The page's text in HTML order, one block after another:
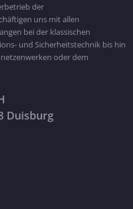
der
uns mit allen
bei der klassischen
und Sicherheitstechnik bis hin
oder dem
Duisburg